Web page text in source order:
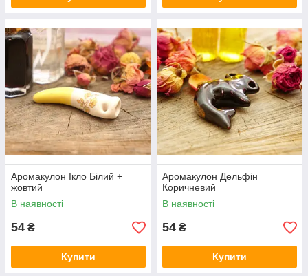
Аромакулон Ікло Білий +
жовтий
В наявності
54 ₴
Купити
Аромакулон Дельфін
Коричневий
В наявності
54 ₴
Купити